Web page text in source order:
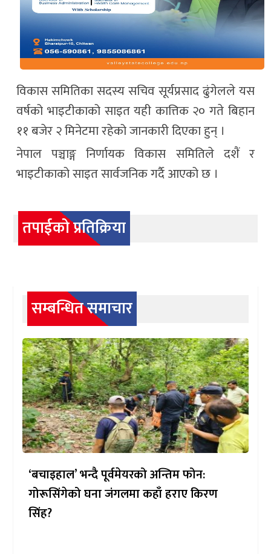
विकास समितिका सदस्य सचिव सूर्यप्रसाद ढुंगेलले यस
वर्षको भाइटीकाको साइत यही कात्तिक २० गते बिहान
११ बजेर २ मिनेटमा रहेको जानकारी दिएका हुन् ।
नेपाल पञ्चाङ्ग निर्णायक विकास समितिले दशैं र
भाइटीकाको साइत सार्वजनिक गर्दै आएको छ ।
तपाईको प्रतिक्रिया
सम्बन्धित समाचार
‘बचाइहाल’ भन्दै पूर्वमेयरको अन्तिम फोन:
गोरूसिंगेको घना जंगलमा कहाँ हराए किरण
सिंह?